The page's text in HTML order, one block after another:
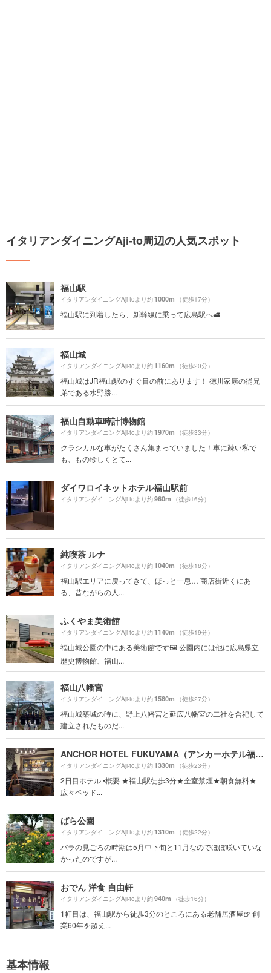
イタリアンダイニングAji-to周辺の人気スポット
福山駅
イタリアンダイニングAji-toより約1000m （徒歩17分）
福山駅に到着したら、新幹線に乗って広島駅へ🚅
福山城
イタリアンダイニングAji-toより約1160m （徒歩20分）
福山城はJR福山駅のすぐ目の前にあります！ 徳川家康の従兄
弟である水野勝...
福山自動車時計博物館
イタリアンダイニングAji-toより約1970m （徒歩33分）
クラシカルな車がたくさん集まっていました！車に疎い私で
も、もの珍しくとて...
ダイワロイネットホテル福山駅前
イタリアンダイニングAji-toより約960m （徒歩16分）
純喫茶 ルナ
イタリアンダイニングAji-toより約1040m （徒歩18分）
福山駅エリアに戻ってきて、ほっと一息… 商店街近くにあ
る、昔ながらの人...
ふくやま美術館
イタリアンダイニングAji-toより約1140m （徒歩19分）
福山城公園の中にある美術館です🖼 公園内には他に広島県立
歴史博物館、福山...
福山八幡宮
イタリアンダイニングAji-toより約1580m （徒歩27分）
福山城築城の時に、野上八幡宮と延広八幡宮の二社を合祀して
建立されたものだ...
ANCHOR HOTEL FUKUYAMA（アンカーホテル福山）
イタリアンダイニングAji-toより約1330m （徒歩23分）
2日目ホテル •概要 ★福山駅徒歩3分★全室禁煙★朝食無料★
広々ベッド...
ばら公園
イタリアンダイニングAji-toより約1310m （徒歩22分）
バラの見ごろの時期は5月中下旬と11月なのでほぼ咲いていな
かったのですが...
おでん 洋食 自由軒
イタリアンダイニングAji-toより約940m （徒歩16分）
1軒目は、福山駅から徒歩3分のところにある老舗居酒屋🍺 創
業60年を超え...
基本情報